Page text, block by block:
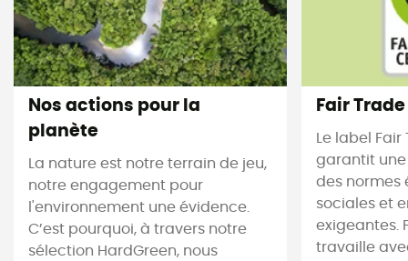
Nos actions pour la
planète
La nature est notre terrain de jeu,
notre engagement pour
l'environnement une évidence.
C’est pourquoi, à travers notre
sélection HardGreen, nous
Fair
Le label
garantit
des normes
sociales et
exigeantes.
travaille